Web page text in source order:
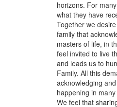
horizons. For
what they have
Together we
family that
masters of life, in
feel invited to live
and leads us to
Family. All this
acknowledging
happening in
We feel that